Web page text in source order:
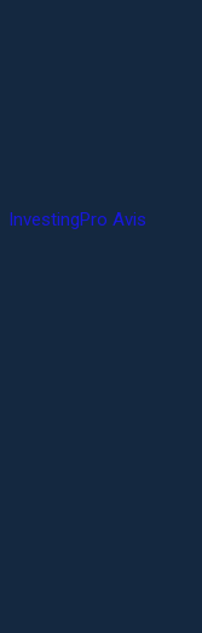
InvestingPro Avis